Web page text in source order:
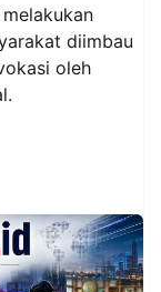
diimbau
oleh